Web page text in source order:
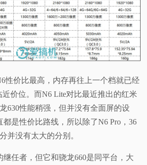
性价比最高，内存再往上一个档就已经
近价位。而N6 Lite对比最近推出的红米
630性能稍强，但并没有全面屏的设
是性价比路线，所以除了N6 Pro，36
并没有太大的分别。
继任者，但它和骁龙660是同平台，大